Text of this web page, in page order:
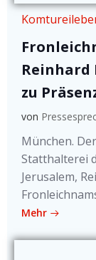
zu
von
München.
Statthalterei
Jerusalem,
Mehr